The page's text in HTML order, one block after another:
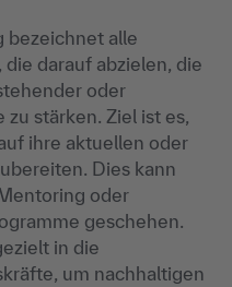
bezeichnet alle
darauf abzielen, die
oder
stärken. Ziel ist es,
ihre aktuellen oder
Dies kann
oder
geschehen.
in die
um nachhaltigen